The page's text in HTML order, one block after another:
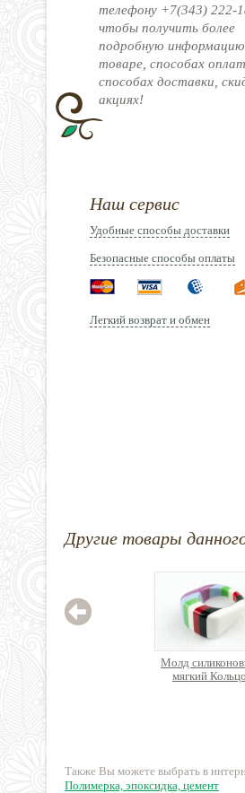
телефону +7(343) 222-
чтобы получить более
подробную
товаре, способах
способах доставки,
акциях!
Наш сервис
Удобные способы доставки
Безопасные способы оплаты
Легкий возврат и обмен
Другие товары
Молд
мягкий Кольцо
Также Вы можете выбрать в
Полимерка, эпоксидка, цемент